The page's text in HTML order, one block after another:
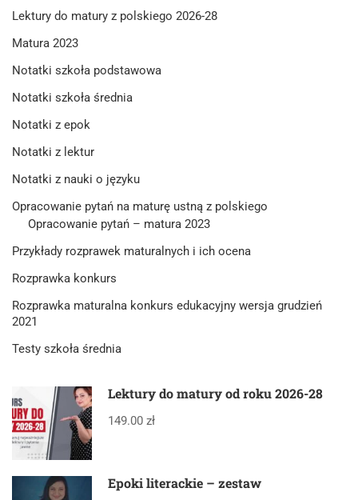
Lektury do matury z polskiego 2026-28
Matura 2023
Notatki szkoła podstawowa
Notatki szkoła średnia
Notatki z epok
Notatki z lektur
Notatki z nauki o języku
Opracowanie pytań na maturę ustną z polskiego
Opracowanie pytań – matura 2023
Przykłady rozprawek maturalnych i ich ocena
Rozprawka konkurs
Rozprawka maturalna konkurs edukacyjny wersja grudzień
2021
Testy szkoła średnia
Lektury do matury od roku 2026-28
149.00 zł
Epoki literackie – zestaw